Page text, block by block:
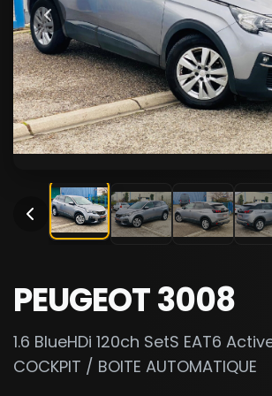
PEUGEOT 3008
1.6 BlueHDi 120ch SetS EAT6
COCKPIT / BOITE AUTOMATIQUE